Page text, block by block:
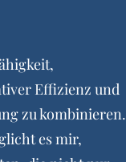
Effizienz und
zu kombinieren.
es mir,